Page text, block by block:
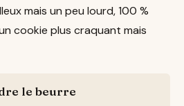
mais un peu lourd, 100 %
cookie plus craquant mais
le beurre